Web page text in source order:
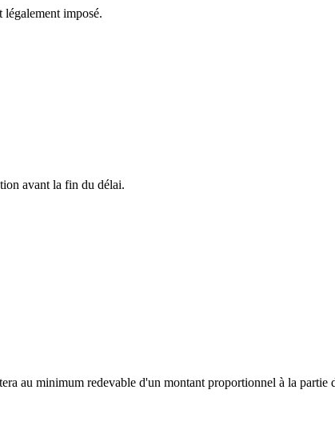
légalement imposé.
avant la fin du délai.
au minimum redevable d'un montant proportionnel à la